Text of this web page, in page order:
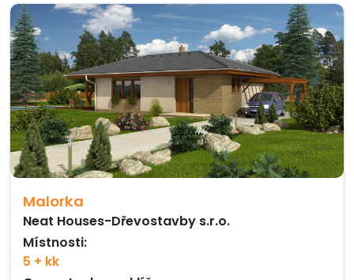
Malorka
Neat Houses-Dřevostavby s.r.o.
Místnosti:
5 + kk